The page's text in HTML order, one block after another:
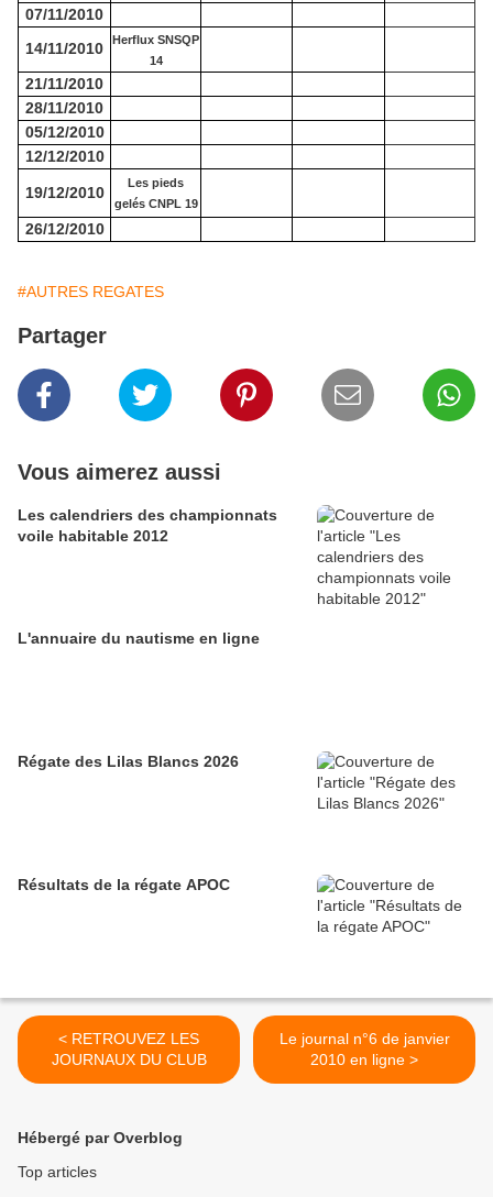
07/11/2010
14/11/2010
Herflux SNSQP
14
21/11/2010
28/11/2010
05/12/2010
12/12/2010
19/12/2010
Les pieds
gelés CNPL 19
26/12/2010
#AUTRES REGATES
Partager
Vous aimerez aussi
Les calendriers des championnats
voile habitable 2012
L'annuaire du nautisme en ligne
Régate des Lilas Blancs 2026
Résultats de la régate APOC
< RETROUVEZ LES
JOURNAUX DU CLUB
Le journal n°6 de janvier
2010 en ligne >
Hébergé par Overblog
Top articles